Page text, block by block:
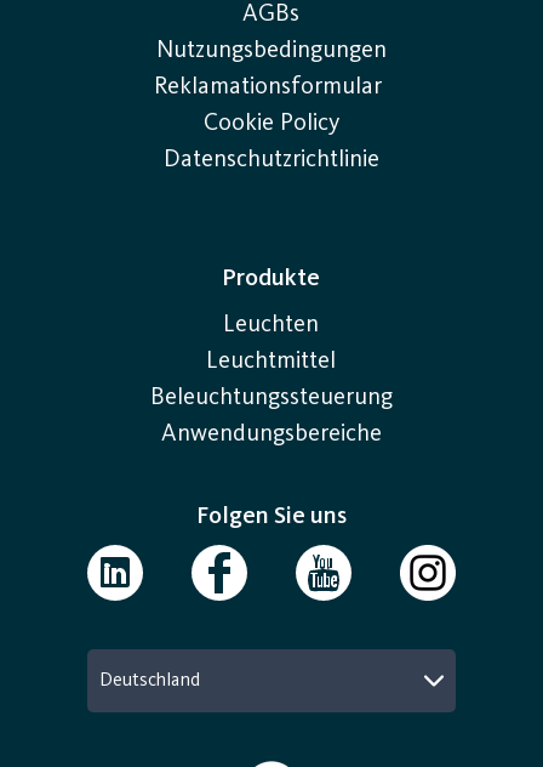
AGBs
Nutzungsbedingungen
Reklamationsformular
Cookie Policy
Datenschutzrichtlinie
Produkte
Leuchten
Leuchtmittel
Beleuchtungssteuerung
Anwendungsbereiche
Folgen Sie uns
Deutschland